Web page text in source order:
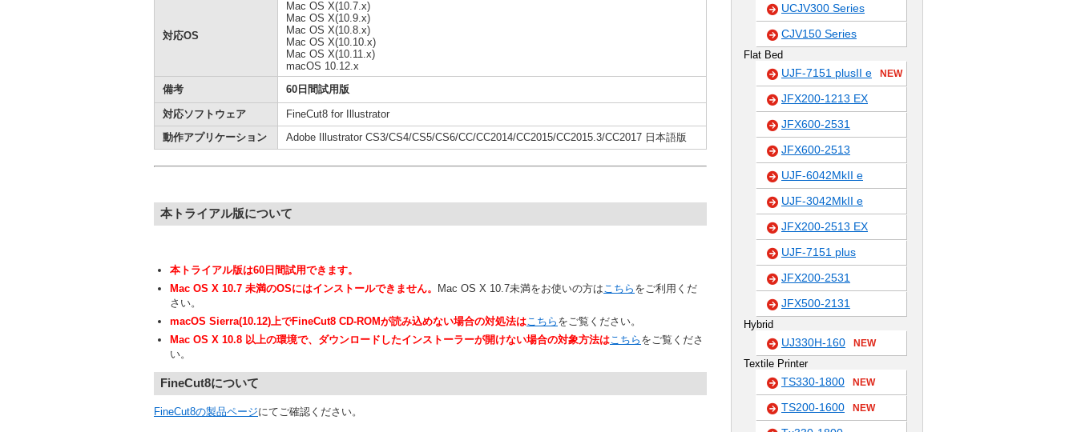
対応OS
Mac OS X(10.7.x)
Mac OS X(10.9.x)
Mac OS X(10.8.x)
Mac OS X(10.10.x)
Mac OS X(10.11.x)
macOS 10.12.x
備考
60日間試用版
対応ソフトウェア
FineCut8 for Illustrator
動作アプリケーション
Adobe Illustrator CS3/CS4/CS5/CS6/CC/CC2014/CC2015/CC2015.3/CC2017 日本語版
本トライアル版について
本トライアル版は60日間試用できます。
Mac OS X 10.7 未満のOSにはインストールできません。
Mac OS X 10.7未満をお使いの方はこちら をご利用くだ
さい。
macOS Sierra(10.12)上でFineCut8 CD-ROMが読み込めない場合の対処法はこちら をご覧ください。
Mac OS X 10.8 以上の環境で、ダウンロードしたインストーラーが開けない場合の対象方法はこちら をご覧くださ
い。
FineCut8について
FineCut8の製品ページにてご確認ください。
UCJV300 Series
CJV150 Series
Flat Bed
UJF-7151 plusII e NEW
JFX200-1213 EX
JFX600-2531
JFX600-2513
UJF-6042MkII e
UJF-3042MkII e
JFX200-2513 EX
UJF-7151 plus
JFX200-2531
JFX500-2131
Hybrid
UJ330H-160 NEW
Textile Printer
TS330-1800 NEW
TS200-1600 NEW